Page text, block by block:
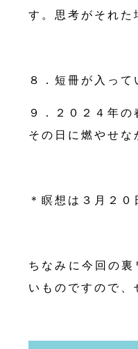
す。思考がそれた
８．短冊が入っ
９．２０２４年
その日に燃やせな
＊瞑想は３月２
ちなみに今回の
いものですので、